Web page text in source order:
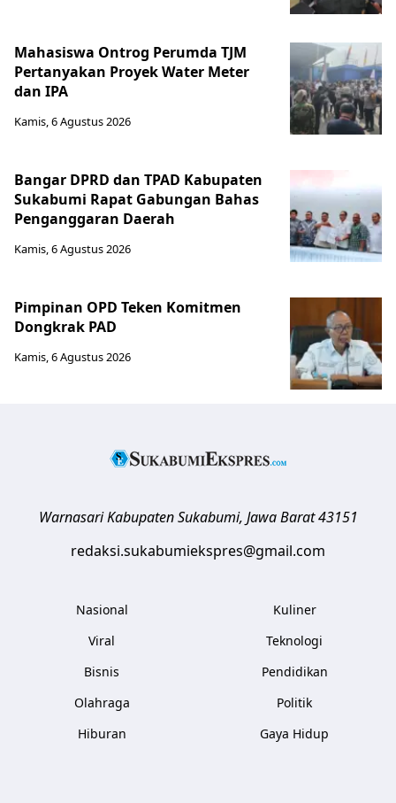
Mahasiswa Ontrog Perumda TJM
Pertanyakan Proyek Water Meter
dan IPA
Kamis, 6 Agustus 2026
Bangar DPRD dan TPAD Kabupaten
Sukabumi Rapat Gabungan Bahas
Penganggaran Daerah
Kamis, 6 Agustus 2026
Pimpinan OPD Teken Komitmen
Dongkrak PAD
Kamis, 6 Agustus 2026
Warnasari Kabupaten Sukabumi, Jawa Barat 43151
redaksi.sukabumiekspres@gmail.com
Nasional
Viral
Bisnis
Olahraga
Hiburan
Kuliner
Teknologi
Pendidikan
Politik
Gaya Hidup